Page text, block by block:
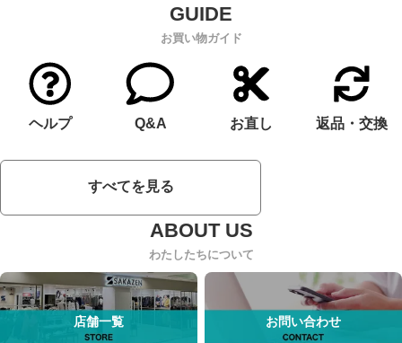
お買い物ガイド
ヘルプ Q&A お直し 返品・交換
すべてを見る
わたしたちについて
店舗一覧 お問い合わせ